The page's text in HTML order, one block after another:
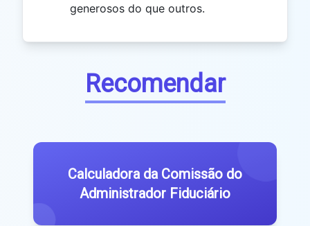
generosos do que outros.
Recomendar
Calculadora da Comissão do
Administrador Fiduciário